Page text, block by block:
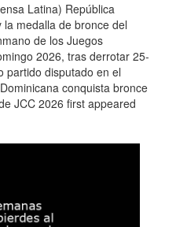
Latina) República
medalla de bronce del
de los Juegos
2026, tras derrotar 25-
partido disputado en el
conquista bronce
JCC 2026 first appeared